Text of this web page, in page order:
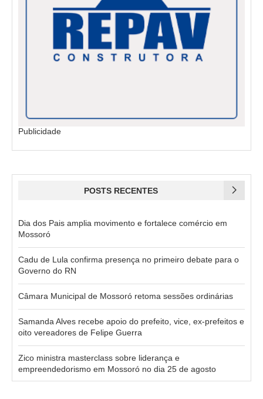
Publicidade
POSTS RECENTES
Dia dos Pais amplia movimento e fortalece comércio em
Mossoró
Cadu de Lula confirma presença no primeiro debate para o
Governo do RN
Câmara Municipal de Mossoró retoma sessões ordinárias
Samanda Alves recebe apoio do prefeito, vice, ex-prefeitos e
oito vereadores de Felipe Guerra
Zico ministra masterclass sobre liderança e
empreendedorismo em Mossoró no dia 25 de agosto